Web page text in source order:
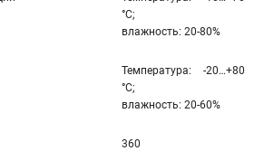
°С;
влажность: 20-80%
Температура: -20…+80
°С;
влажность: 20-60%
360